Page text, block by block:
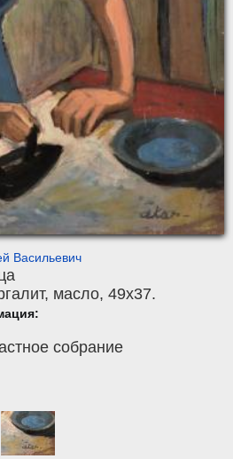
Васильевич
, масло, 49x37.
собрание